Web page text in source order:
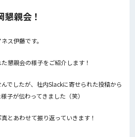
親会！
ス伊藤です。
懇親会の様子をご紹介します！
でしたが、社内Slackに寄せられた投稿から
子が伝わってきました（笑）
とあわせて振り返っていきます！